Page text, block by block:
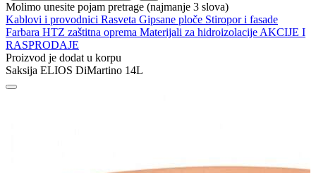
Molimo unesite pojam pretrage (najmanje 3 slova)
Kablovi i provodnici Rasveta Gipsane ploče Stiropor i fasade
Farbara HTZ zaštitna oprema Materijali za hidroizolacije AKCIJE I
RASPRODAJE
Proizvod je dodat u korpu
Saksija ELIOS DiMartino 14L